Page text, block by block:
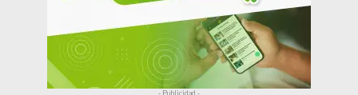
- Publicidad -